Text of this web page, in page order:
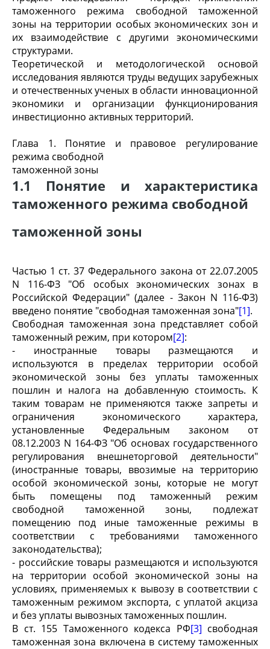
таможенного режима свободной таможенной
зоны на территории особых экономических зон и
их взаимодействие с другими экономическими
структурами.
Теоретической и методологической основой
исследования являются труды ведущих зарубежных
и отечественных ученых в области инновационной
экономики и организации функционирования
инвестиционно активных территорий.
Глава 1. Понятие и правовое регулирование
режима свободной
таможенной зоны
1.1 Понятие и характеристика
таможенного режима свободной
таможенной зоны
Частью 1 ст. 37 Федерального закона от 22.07.2005
N 116-ФЗ "Об особых экономических зонах в
Российской Федерации" (далее - Закон N 116-ФЗ)
введено понятие "свободная таможенная зона"[1].
Свободная таможенная зона представляет собой
таможенный режим, при котором[2]:
- иностранные товары размещаются и
используются в пределах территории особой
экономической зоны без уплаты таможенных
пошлин и налога на добавленную стоимость. К
таким товарам не применяются также запреты и
ограничения экономического характера,
установленные Федеральным законом от
08.12.2003 N 164-ФЗ "Об основах государственного
регулирования внешнеторговой деятельности"
(иностранные товары, ввозимые на территорию
особой экономической зоны, которые не могут
быть помещены под таможенный режим
свободной таможенной зоны, подлежат
помещению под иные таможенные режимы в
соответствии с требованиями таможенного
законодательства);
- российские товары размещаются и используются
на территории особой экономической зоны на
условиях, применяемых к вывозу в соответствии с
таможенным режимом экспорта, с уплатой акциза
и без уплаты вывозных таможенных пошлин.
В ст. 155 Таможенного кодекса РФ[3] свободная
таможенная зона включена в систему таможенных